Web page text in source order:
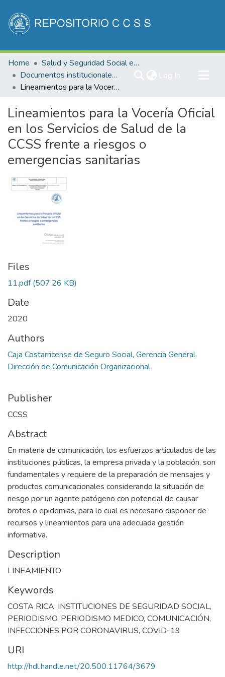
Communities & Collections
All of DSpace
Statistics
Home
Salud y Seguridad Social en Costa Rica
Documentos institucionales DDSS
Lineamientos para la Vocería Oficial en los Servicios de Salud de la CCSS frente a riesgos o emergencias sanitarias
Lineamientos para la Vocería Oficial
en los Servicios de Salud de la
CCSS frente a riesgos o
emergencias sanitarias
Files
11.pdf(507.26 KB)
Date
2020
Authors
Caja Costarricense de Seguro Social, Gerencia General.
Dirección de Comunicación Organizacional
Publisher
CCSS
Abstract
En materia de comunicación, los esfuerzos articulados de las
instituciones públicas, la empresa privada y la población, son
fundamentales y requiere de la preparación de mensajes y
productos comunicacionales considerando la situación de
riesgo por un agente patógeno con potencial de causar
brotes o epidemias, para lo cual es necesario disponer de
recursos y lineamientos para una adecuada gestión
informativa.
Description
LINEAMIENTO
Keywords
COSTA RICA, INSTITUCIONES DE SEGURIDAD SOCIAL,
PERIODISMO, PERIODISMO MEDICO, COMUNICACIÓN,
INFECCIONES POR CORONAVIRUS, COVID-19
URI
http://hdl.handle.net/20.500.11764/3679